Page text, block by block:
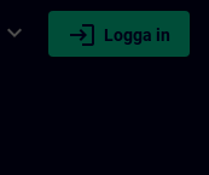
expand_more login Logga in